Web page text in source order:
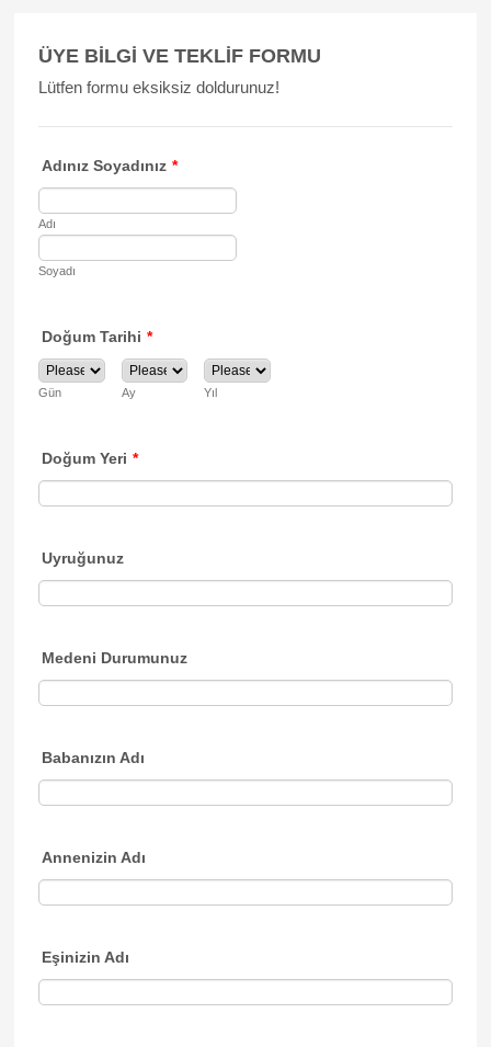
ÜYE BİLGİ VE TEKLİF FORMU
Lütfen formu eksiksiz doldurunuz!
Adınız Soyadınız *
Adı
Soyadı
Doğum Tarihi *
Gün Ay Yıl
Doğum Yeri *
Uyruğunuz
Medeni Durumunuz
Babanızın Adı
Annenizin Adı
Eşinizin Adı